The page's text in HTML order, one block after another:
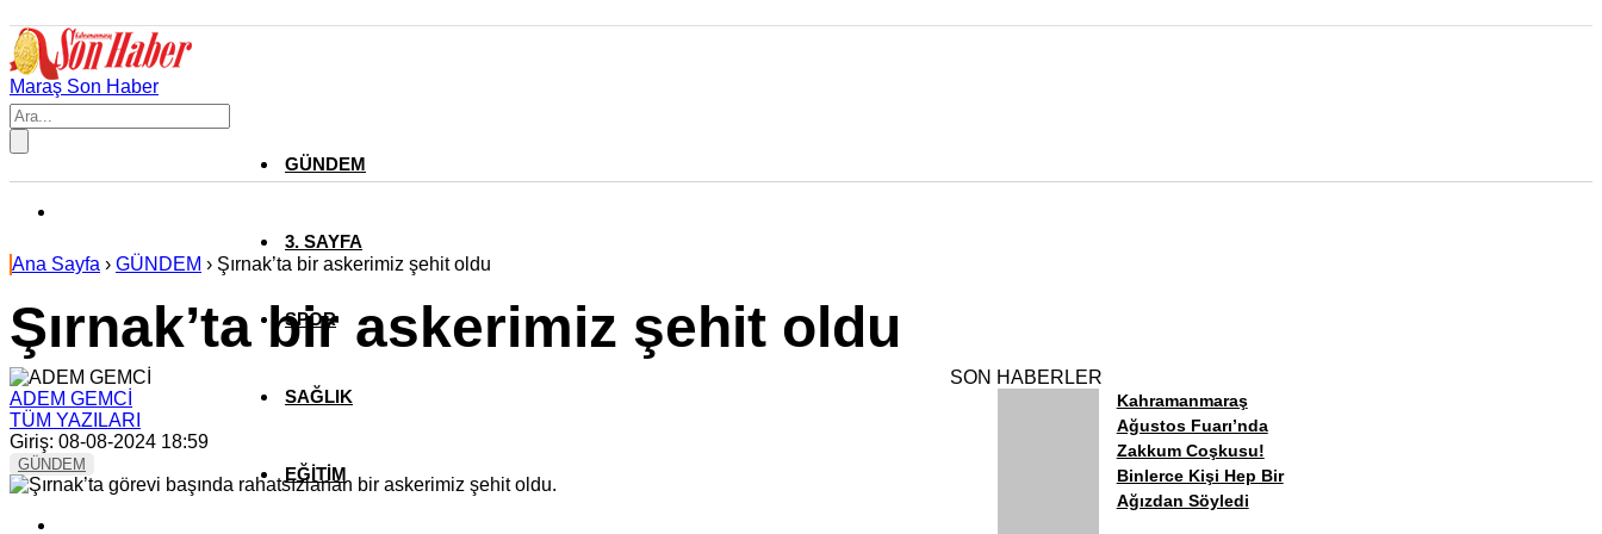
Maraş Son Haber
GÜNDEM
3. SAYFA
SPOR
SAĞLIK
EĞİTİM
Ana Sayfa › GÜNDEM › Şırnak’ta bir askerimiz şehit oldu
Şırnak’ta bir askerimiz şehit oldu
ADEM GEMCİ
TÜM YAZILARI
Giriş: 08-08-2024 18:59
GÜNDEM
SON HABERLER
Kahramanmaraş
Ağustos Fuarı’nda
Zakkum Coşkusu!
Binlerce Kişi Hep Bir
Ağızdan Söyledi